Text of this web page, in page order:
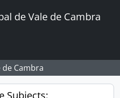
de Vale de Cambra
Cambra
Subjects: